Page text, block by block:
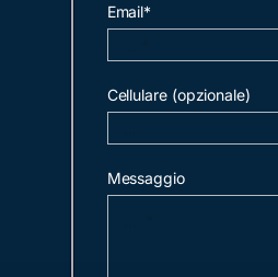
Email*
Cellulare (opzionale)
Messaggio